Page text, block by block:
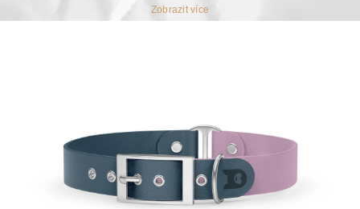
Zobrazit více